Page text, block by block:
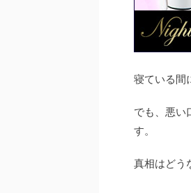
寝ている間
でも、悪い
す。
真相はどう